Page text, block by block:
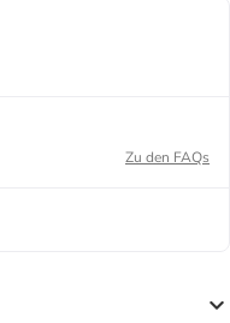
Zu den FAQs